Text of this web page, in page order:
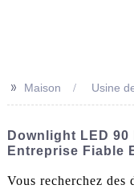
>> Maison Usine
Downlight LED 90
Entreprise Fiable
Vous recherchez